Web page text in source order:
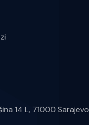
14 L, 71000 Sarajevo